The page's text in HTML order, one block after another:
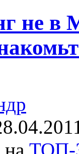
не в
ТОП-